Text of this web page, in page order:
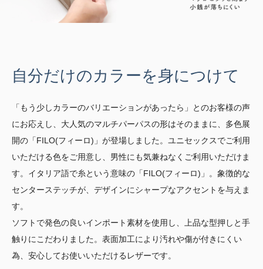
自分だけのカラーを身につけて
「もう少しカラーのバリエーションがあったら」とのお客様の声
にお応えし、大人気のマルチパーパスの形はそのままに、多色展
開の「FILO(フィーロ)」が登場しました。ユニセックスでご利用
いただける色をご用意し、男性にも気兼ねなくご利用いただけま
す。イタリア語で糸という意味の「FILO(フィーロ)」。象徴的な
センターステッチが、デザインにシャープなアクセントを与えま
す。
ソフトで発色の良いインポート素材を使用し、上品な型押しと手
触りにこだわりました。表面加工により汚れや傷が付きにくい
為、安心してお使いいただけるレザーです。